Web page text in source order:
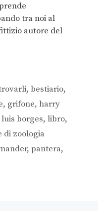
tra noi al
autore del
,bestiario,
, grifone, harry
borges, libro,
di zoologia
, pantera,